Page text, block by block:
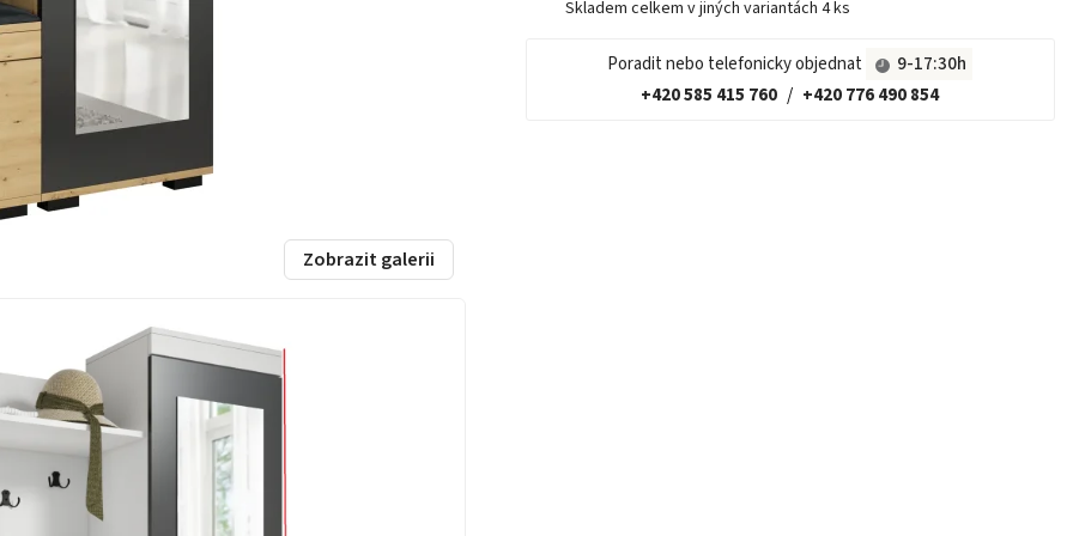
Skladem celkem v jiných variantách 4 ks
Poradit nebo telefonicky objednat
9-17:30h
+420 585 415 760 / +420 776 490 854
Zobrazit galerii